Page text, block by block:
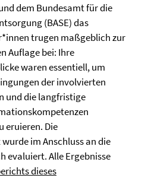
dem Bundesamt für die
(BASE) das
trugen maßgeblich zur
Auflage bei: Ihre
waren essentiell, um
der involvierten
und die langfristige
eruieren. Die
im Anschluss an die
evaluiert. Alle Ergebnisse
dieses